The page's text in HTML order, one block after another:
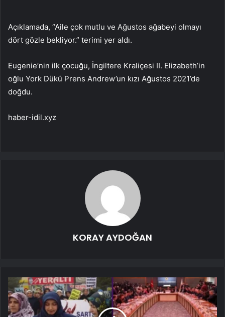
Açıklamada, “Aile çok mutlu ve Ağustos ağabeyi olmayı
dört gözle bekliyor.” terimi yer aldı.
Eugenie’nin ilk çocuğu, İngiltere Kraliçesi II. Elizabeth’in
oğlu York Dükü Prens Andrew’un kızı Ağustos 2021’de
doğdu.
haber-idil.xyz
KORAY AYDOĞAN